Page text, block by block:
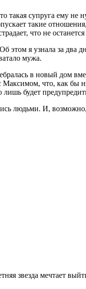
супруга ему
такие
что не
я узнала за два
мужа.
в новый дом
что, как бы
будет
людьми. И,
звезда мечтает